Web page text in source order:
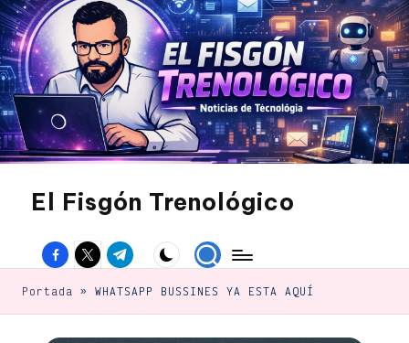
Saltar
al
contenido
El Fisgón Trenológico
sitio
noticias
tecnología
Facebook
Twitter
Canal
Telegram
Portada » WHATSAPP BUSSINES YA ESTA AQUÍ